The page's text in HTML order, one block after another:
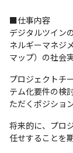
■仕事内容
デジタルツイン
ネルギーマネジ
マップ）の社会
プロジェクトチ
テム化要件の検
ただくポジション
将来的に、プロ
任せすることを